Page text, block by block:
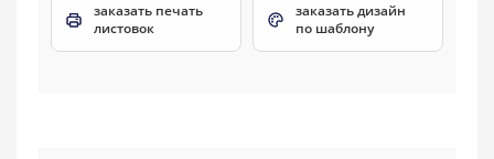
заказать печать
листовок
заказать дизайн
по шаблону